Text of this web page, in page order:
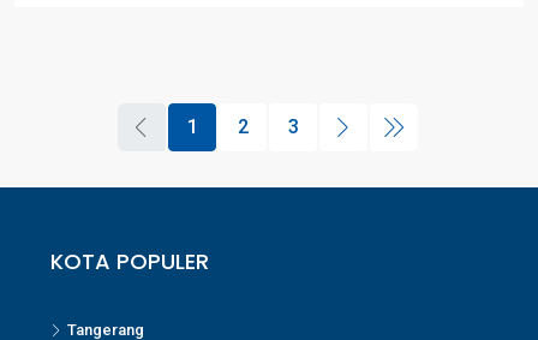
1 2 3
KOTA POPULER
Tangerang